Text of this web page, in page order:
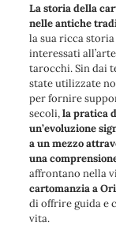
La storia della
nelle antiche
la sua ricca
interessati
tarocchi. Sin dai
state utilizzate
per fornire
secoli,la pratica
un’evoluzione
a un mezzo
una
affrontano nella
cartomanzia a
di offrire guida e
vita.